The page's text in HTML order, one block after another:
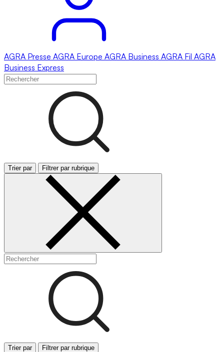
AGRA Presse AGRA Europe AGRA Business AGRA Fil AGRA
Business Express
Trier par Filtrer par rubrique
Trier par Filtrer par rubrique